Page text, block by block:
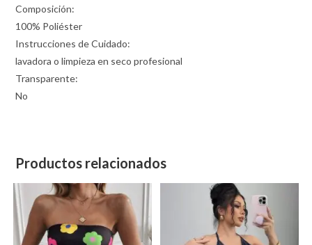
Composición:
100% Poliéster
Instrucciones de Cuidado:
lavadora o limpieza en seco profesional
Transparente:
No
Productos relacionados